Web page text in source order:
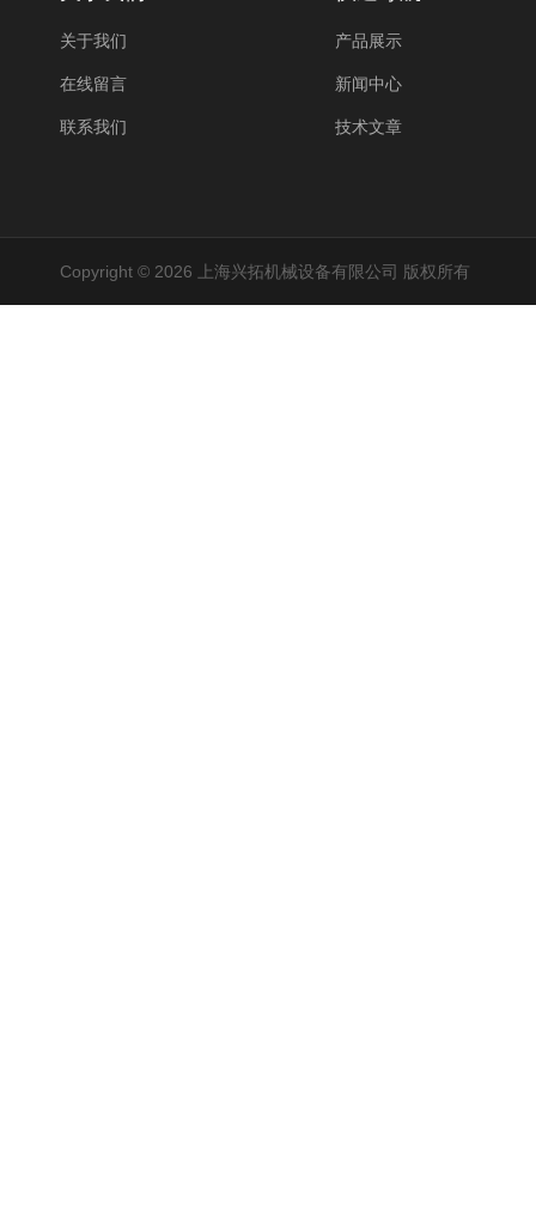
关于我们
在线留言
联系我们
产品展示
新闻中心
技术文章
Copyright © 2026 上海兴拓机械设备有限公司 版权所有